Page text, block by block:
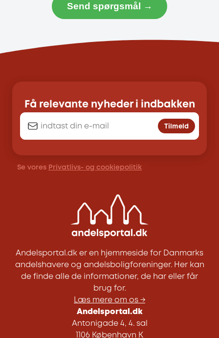
Send spørgsmål →
Få relevante nyheder i indbakken
Tilmeld
Se vores Privatlivs- og cookiepolitik
Andelsportal.dk er en hjemmeside for Danmarks
andelshavere og andelsboligforeninger. Her kan
de finde alle de informationer, de har eller får
brug for.
Læs mere om os →
Andelsportal.dk
Antonigade 4, 4. sal
1106 København K